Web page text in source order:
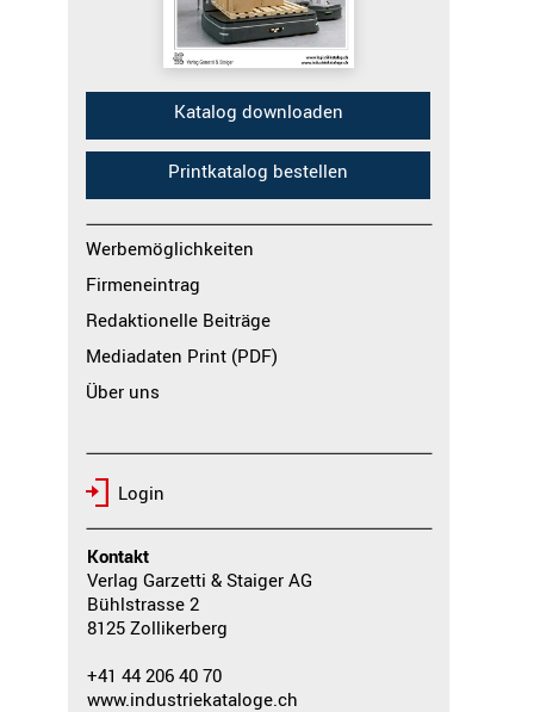
Katalog downloaden
Printkatalog bestellen
Werbemöglichkeiten
Firmeneintrag
Redaktionelle Beiträge
Mediadaten Print (PDF)
Über uns
Login
Kontakt
Verlag Garzetti & Staiger AG
Bühlstrasse 2
8125 Zollikerberg
+41 44 206 40 70
www.industriekataloge.ch